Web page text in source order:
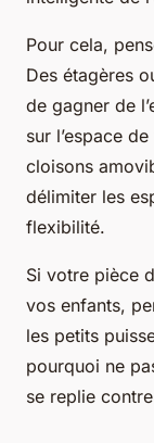
Pour cela,
Des étagères
de gagner de
sur l’espace
cloisons
délimiter les
flexibilité.
Si votre pièce
vos enfants,
les petits
pourquoi ne
se replie